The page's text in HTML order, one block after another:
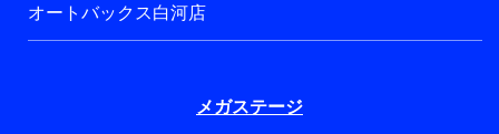
オートバックス白河店
メガステージ